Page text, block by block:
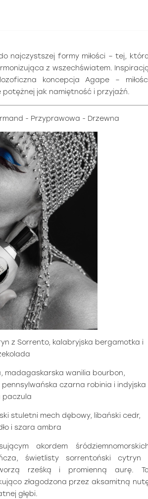
najczystszej formy miłości – tej,
z wszechświatem.
koncepcja Agape –
jak namiętność i przyjaźń.
- Przyprawowa - Drzewna
z Sorrento, kalabryjska bergamotka i
madagaskarska wanilia bourbon,
czarna robinia i indyjska
paczula
stuletni mech dębowy, libański cedr,
i szara ambra
akordem
świetlisty sorrentoński cytryn
rześką i promienną aurę.
złagodzona przez aksamitną
głębi.